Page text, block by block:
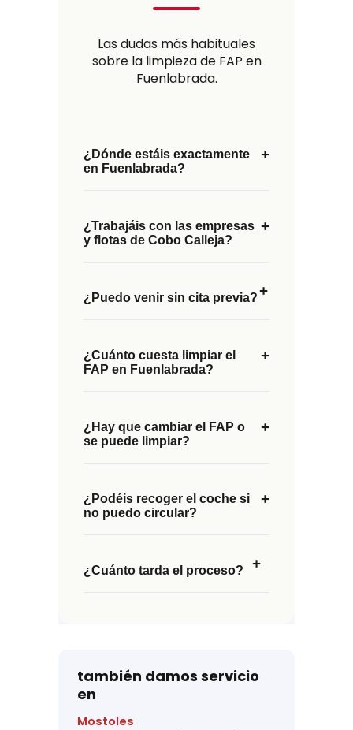
Las dudas más habituales
sobre la limpieza de FAP en
Fuenlabrada.
¿Dónde estáis exactamente
en Fuenlabrada?
+
¿Trabajáis con las empresas
y flotas de Cobo Calleja?
+
¿Puedo venir sin cita previa?+
¿Cuánto cuesta limpiar el
FAP en Fuenlabrada?
+
¿Hay que cambiar el FAP o
se puede limpiar?
+
¿Podéis recoger el coche si
no puedo circular?
+
¿Cuánto tarda el proceso? +
también damos servicio
en
Mostoles